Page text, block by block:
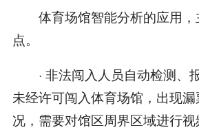
体育场馆智能分析的应用，
点。
· 非法闯入人员自动检测、
未经许可闯入体育场馆，出现
况，需要对馆区周界区域进行